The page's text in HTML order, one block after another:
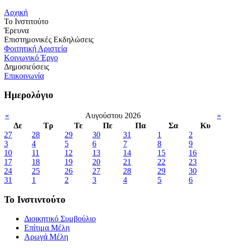
Αρχική
Το Ινστιτούτο
Έρευνα
Επιστημονικές Εκδηλώσεις
Φοιτητική Αριστεία
Κοινωνικό Έργο
Δημοσιεύσεις
Επικοινωνία
Ημερολόγιο
« Αυγούστου 2026
»
Δε
Τρ Τε Πε Πα Σα
Κυ
27
28 29 30 31 1
2
3
4 5 6 7 8
9
10
11 12 13 14 15
16
17
18 19 20 21 22
23
24
25 26 27 28 29
30
31
1 2 3 4 5 6
Το Ινστιντούτο
Διοικητικό Συμβούλιο
Επίτιμα Μέλη
Αρωγά Μέλη